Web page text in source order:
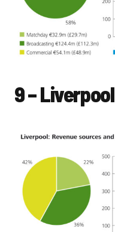
9 – Liverpool